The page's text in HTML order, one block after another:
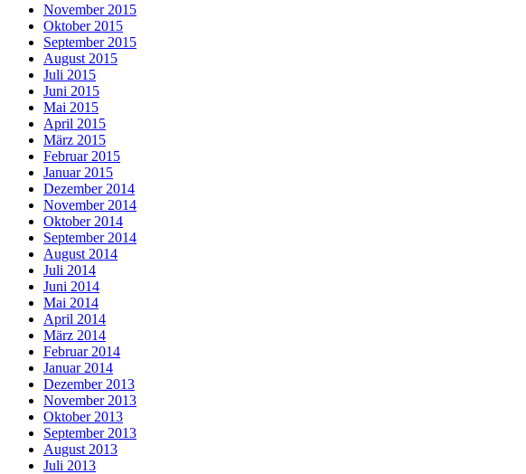
November 2015
Oktober 2015
September 2015
August 2015
Juli 2015
Juni 2015
Mai 2015
April 2015
März 2015
Februar 2015
Januar 2015
Dezember 2014
November 2014
Oktober 2014
September 2014
August 2014
Juli 2014
Juni 2014
Mai 2014
April 2014
März 2014
Februar 2014
Januar 2014
Dezember 2013
November 2013
Oktober 2013
September 2013
August 2013
Juli 2013